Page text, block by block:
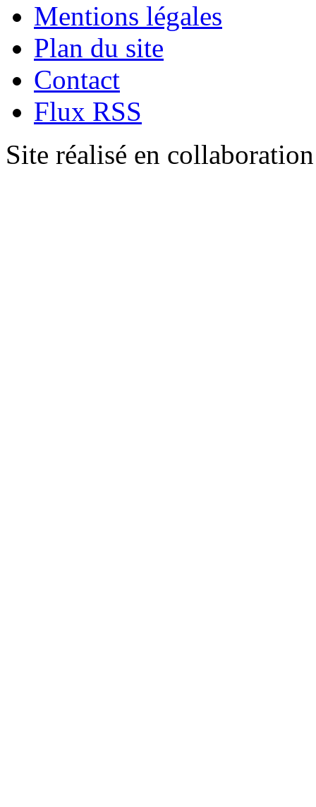
Mentions légales
Plan du site
Contact
Flux RSS
Site réalisé en